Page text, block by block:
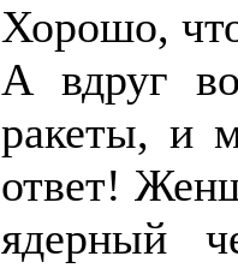
Хорошо,
А вдруг
ракеты, и
ответ!
ядерный